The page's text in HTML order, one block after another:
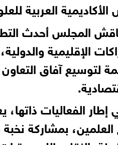
العربية
المجلس أحدث
الإقليمية
لتوسيع آفاق
إطار الفعاليات
العلمين، بمشاركة